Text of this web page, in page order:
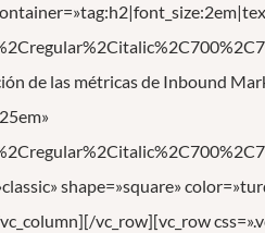
de las métricas de Inbound
shape=»square»
vc_row][vc_row